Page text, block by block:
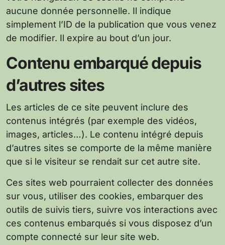
aucune donnée personnelle. Il indique
simplement l’ID de la publication que vous venez
de modifier. Il expire au bout d’un jour.
Contenu embarqué depuis
d’autres sites
Les articles de ce site peuvent inclure des
contenus intégrés (par exemple des vidéos,
images, articles…). Le contenu intégré depuis
d’autres sites se comporte de la même manière
que si le visiteur se rendait sur cet autre site.
Ces sites web pourraient collecter des données
sur vous, utiliser des cookies, embarquer des
outils de suivis tiers, suivre vos interactions avec
ces contenus embarqués si vous disposez d’un
compte connecté sur leur site web.